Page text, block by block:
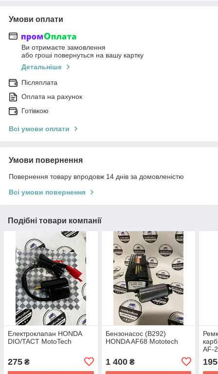
Умови оплати
Ви отримаєте замовлення
або гроші повернуться на вашу картку
Детальніше
Післяплата
Оплата на рахунок
Готівкою
Всі умови оплати
Умови повернення
Повернення товару впродовж 14 днів за домовленістю
Всі умови повернення
Подібні товари компанії
Електроклапан HONDA
DIO/TACT MotoTech
275 ₴
Бензонасос (B292)
HONDA AF68 Mototech
1 400₴
AF-
195